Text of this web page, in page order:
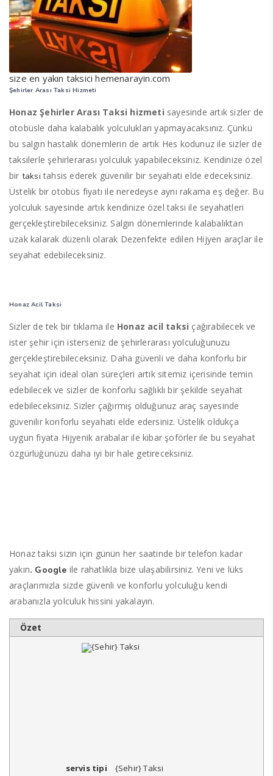
size en yakın taksici hemenarayin.com
Şehirler Arası Taksi Hizmeti
Honaz Şehirler Arası Taksi hizmeti sayesinde artık sizler de
otobüsle daha kalabalık yolculukları yapmayacaksınız. Çünkü
bu salgın hastalık dönemlerin de artık Hes kodunuz ile sizler de
taksilerle şehirlerarası yolculuk yapabileceksiniz. Kendinize özel
bir taksitahsis ederek güvenilir bir seyahati elde edeceksiniz.
Üstelik bir otobüs fiyatı ile neredeyse aynı rakama eş değer. Bu
yolculuk sayesinde artık kendinize özel taksi ile seyahatleri
gerçekleştirebileceksiniz. Salgın dönemlerinde kalabalıktan
uzak kalarak düzenli olarak Dezenfekte edilen Hijyen araçlar ile
seyahat edebileceksiniz.
Honaz Acil Taksi
Sizler de tek bir tıklama ile Honaz acil taksi çağırabilecek ve
ister şehir için isterseniz de şehirlerarası yolculuğunuzu
gerçekleştirebileceksiniz. Daha güvenli ve daha konforlu bir
seyahat için ideal olan süreçleri artık sitemiz içerisinde temin
edebilecek ve sizler de konforlu sağlıklı bir şekilde seyahat
edebileceksiniz. Sizler çağırmış olduğunuz araç sayesinde
güvenilir konforlu seyahati elde edersiniz. Üstelik oldukça
uygun fiyata Hijyenik arabalar ile kibar şoförler ile bu seyahat
özgürlüğünüzü daha iyi bir hale getireceksiniz.
Honaz taksi sizin için günün her saatinde bir telefon kadar
yakın. Google ile rahatlıkla bize ulaşabilirsiniz. Yeni ve lüks
araçlarımızla sizde güvenli ve konforlu yolculuğu kendi
arabanızla yolculuk hissini yakalayın.
Özet
servis tipi
{Sehir} Taksi